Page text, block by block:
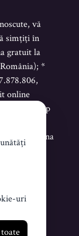
vă
simțiți în
gratuit la
*
online
WhatsApp
un
Helena
uri